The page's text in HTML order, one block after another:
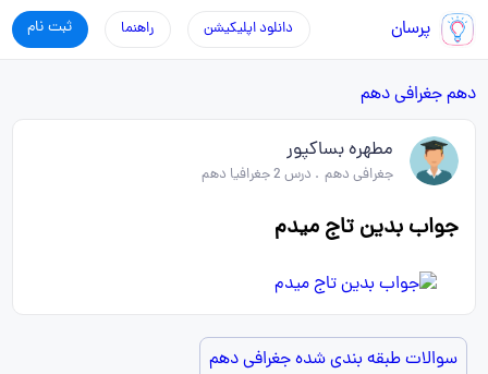
پرسان ثبت نام راهنما دانلود اپلیکیشن
دهمجغرافی دهم
مطهره بساکپور
جغرافی دهم . درس 2 جغرافیا دهم
جواب بدین تاج میدم
سوالات طبقه بندی شده جغرافی دهم